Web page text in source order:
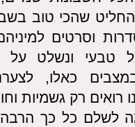
שהכי טוב
וסרטים
טבעי ונשלט על
כאלו,
רואים רק גשמיות
לשלם כל כך